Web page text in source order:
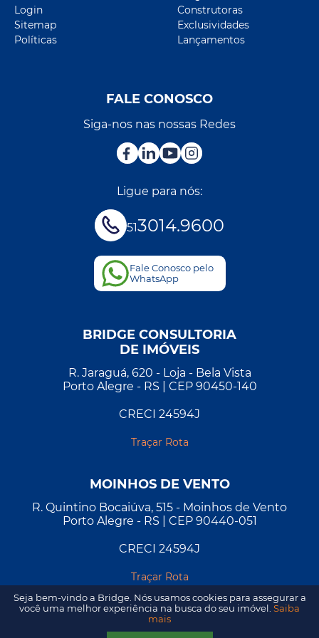
Login
Sitemap
Políticas
Construtoras
Exclusividades
Lançamentos
FALE CONOSCO
Siga-nos nas nossas Redes
Ligue para nós:
513014.9600
Fale Conosco pelo
WhatsApp
BRIDGE CONSULTORIA
DE IMÓVEIS
R. Jaraguá, 620 - Loja - Bela Vista
Porto Alegre - RS | CEP 90450-140
CRECI 24594J
Traçar Rota
MOINHOS DE VENTO
R. Quintino Bocaiúva, 515 - Moinhos de Vento
Porto Alegre - RS | CEP 90440-051
CRECI 24594J
Traçar Rota
Seja bem-vindo a Bridge. Nós usamos cookies para assegurar a
você uma melhor experiência na busca do seu imóvel. Saiba
mais